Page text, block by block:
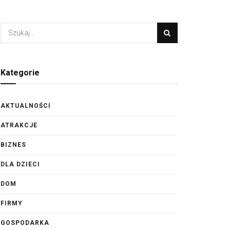
Kategorie
AKTUALNOŚCI
ATRAKCJE
BIZNES
DLA DZIECI
DOM
FIRMY
GOSPODARKA